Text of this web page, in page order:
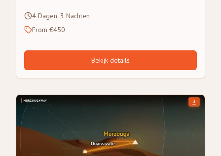
4 Dagen, 3 Nachten
From €450
Bekijk details